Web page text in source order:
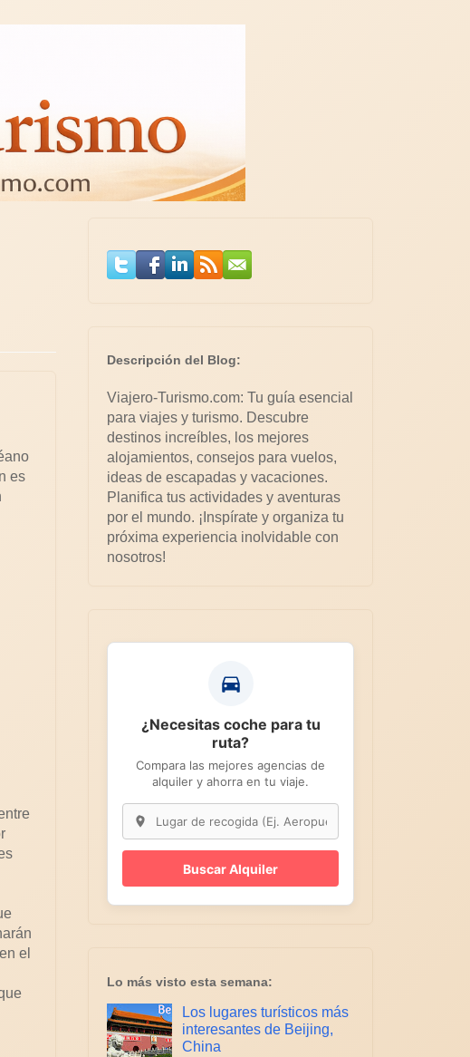
es
el
Descripción del Blog:
Viajero-Turismo.com: Tu guía esencial
para viajes y turismo. Descubre
destinos increíbles, los mejores
alojamientos, consejos para vuelos,
ideas de escapadas y vacaciones.
Planifica tus actividades y aventuras
por el mundo. ¡Inspírate y organiza tu
próxima experiencia inolvidable con
nosotros!
¿Necesitas coche para tu
ruta?
Compara las mejores agencias de
alquiler y ahorra en tu viaje.
Buscar Alquiler
Lo más visto esta semana:
Los lugares turísticos más
interesantes de Beijing,
China